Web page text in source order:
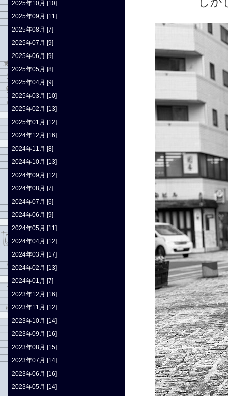
2025年10月 [10]
2025年09月 [11]
2025年08月 [7]
2025年07月 [9]
2025年06月 [9]
2025年05月 [8]
2025年04月 [9]
2025年03月 [10]
2025年02月 [13]
2025年01月 [12]
2024年12月 [16]
2024年11月 [8]
2024年10月 [13]
2024年09月 [12]
2024年08月 [7]
2024年07月 [6]
2024年06月 [9]
2024年05月 [11]
2024年04月 [12]
2024年03月 [17]
2024年02月 [13]
2024年01月 [7]
2023年12月 [16]
2023年11月 [12]
2023年10月 [14]
2023年09月 [16]
2023年08月 [15]
2023年07月 [14]
2023年06月 [16]
2023年05月 [14]